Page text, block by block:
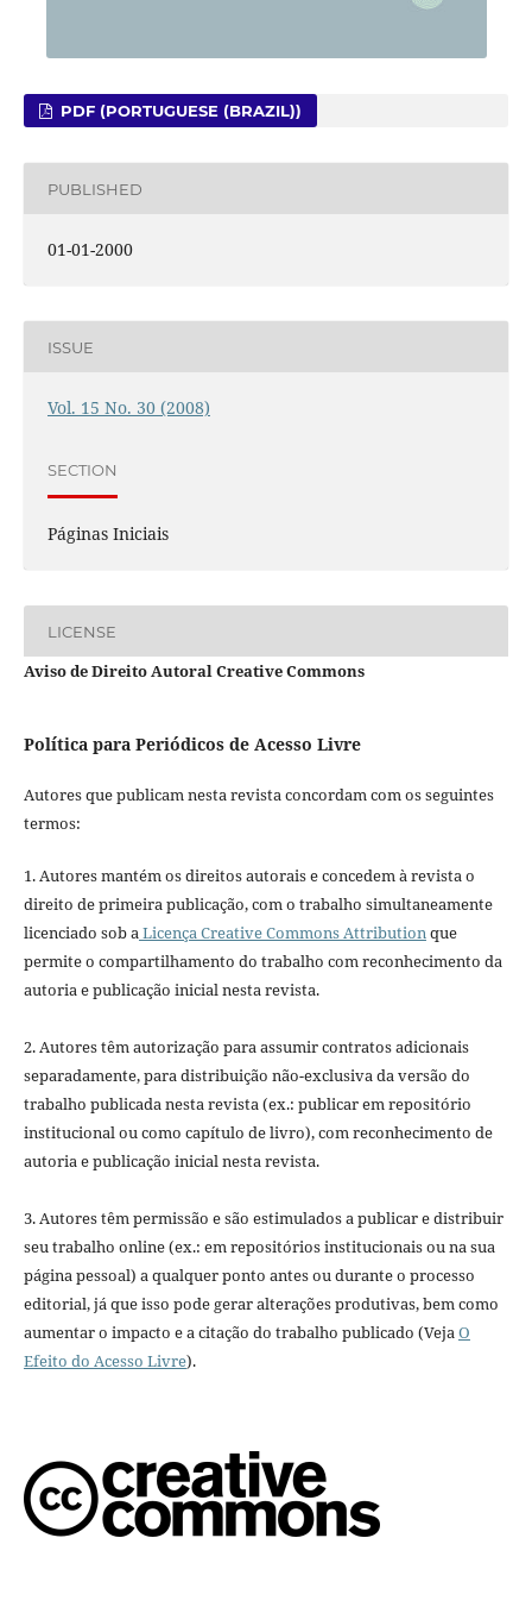
PDF (PORTUGUESE (BRAZIL))
PUBLISHED
01-01-2000
ISSUE
Vol. 15 No. 30 (2008)
SECTION
Páginas Iniciais
LICENSE
Aviso de Direito Autoral Creative Commons
Política para Periódicos de Acesso Livre
Autores que publicam nesta revista concordam com os seguintes
termos:
1. Autores mantém os direitos autorais e concedem à revista o
direito de primeira publicação, com o trabalho simultaneamente
licenciado sob aLicença Creative Commons Attributionque
permite o compartilhamento do trabalho com reconhecimento da
autoria e publicação inicial nesta revista.
2. Autores têm autorização para assumir contratos adicionais
separadamente, para distribuição não-exclusiva da versão do
trabalho publicada nesta revista (ex.: publicar em repositório
institucional ou como capítulo de livro), com reconhecimento de
autoria e publicação inicial nesta revista.
3. Autores têm permissão e são estimulados a publicar e distribuir
seu trabalho online (ex.: em repositórios institucionais ou na sua
página pessoal) a qualquer ponto antes ou durante o processo
editorial, já que isso pode gerar alterações produtivas, bem como
aumentar o impacto e a citação do trabalho publicado (VejaO
Efeito do Acesso Livre).